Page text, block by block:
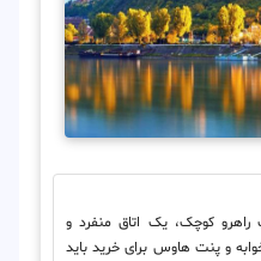
راهرو کوچک، یک اتاق منفرد و
و پنت هاوس برای خرید باید